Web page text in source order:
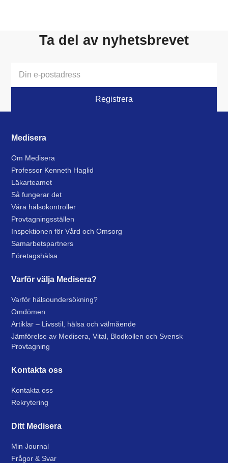
Ta del av nyhetsbrevet
Medisera
Om Medisera
Professor Kenneth Haglid
Läkarteamet
Så fungerar det
Våra hälsokontroller
Provtagningsställen
Inspektionen för Vård och Omsorg
Samarbetspartners
Företagshälsa
Varför välja Medisera?
Varför hälsoundersökning?
Omdömen
Artiklar – Livsstil, hälsa och välmående
Jämförelse av Medisera, Vital, Blodkollen och Svensk
Provtagning
Kontakta oss
Kontakta oss
Rekrytering
Ditt Medisera
Min Journal
Frågor & Svar